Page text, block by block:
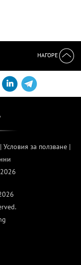
НАГОРЕ
Условия за ползване|